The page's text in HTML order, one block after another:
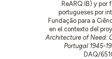
ReARQ.IB) y por
portugueses por
Fundação para a
en el contexto del
Architecture of Need:
Portugal 1945-
DAQ/